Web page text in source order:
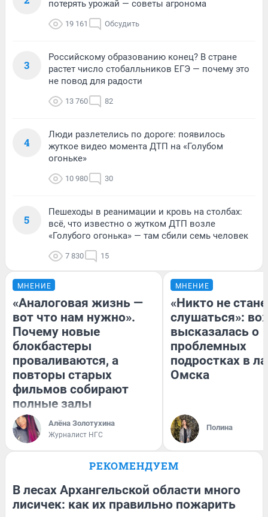
потерять урожай — советы агронома
19 161 Обсудить
3
Российскому образованию конец? В стране
растет число стобалльников ЕГЭ — почему это
не повод для радости
13 760 82
4
Люди разлетелись по дороге: появилось
жуткое видео момента ДТП на «Голубом
огоньке»
10 980 30
5
Пешеходы в реанимации и кровь на столбах:
всё, что известно о жутком ДТП возле
«Голубого огонька» — там сбили семь человек
7 830 15
МНЕНИЕ
«Аналоговая жизнь —
вот что нам нужно».
Почему новые
блокбастеры
проваливаются, а
повторы старых
фильмов собирают
полные залы
Алёна Золотухина
Журналист НГС
МНЕНИЕ
«Никто не
слушаться»:
высказалась о
проблемных
подростках в
Омска
Полина
РЕКОМЕНДУЕМ
В лесах Архангельской области много
лисичек: как их правильно пожарить